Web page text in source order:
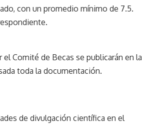
con un promedio mínimo de 7.5.
Comité de Becas se publicarán en la
toda la documentación.
de divulgación científica en el